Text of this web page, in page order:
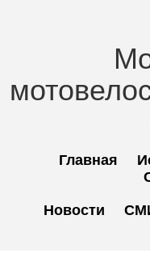
Главная
Новости